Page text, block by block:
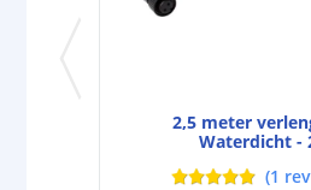
2,5 meter
Waterdicht -
(1